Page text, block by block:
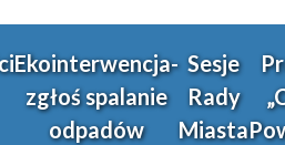
Ekointerwencja-
zgłoś spalanie
odpadów
Sesje
Rady
Miasta